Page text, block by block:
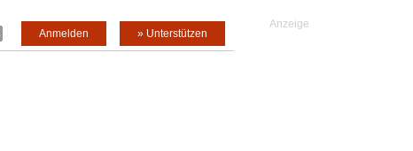
» Unterstützen
Anmelden